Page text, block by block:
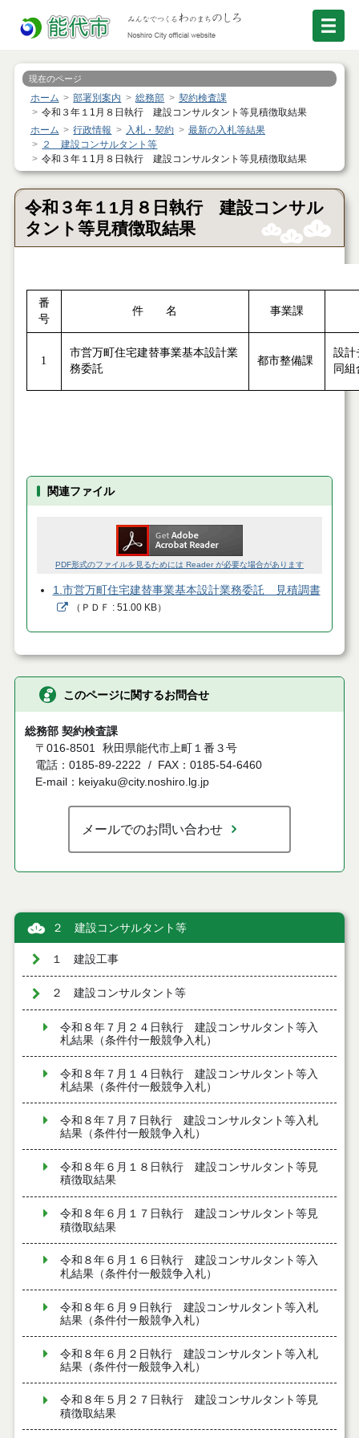
現在のページ
ホーム 部署別案内 総務部
契約検査課
令和３年１1月８日執行 建設コンサルタント等見積徴取結果
ホーム
行政情報 入札・契約
最新の入札等結果
２ 建設コンサルタント等
令和３年１1月８日執行 建設コンサルタント等見積徴取結果
令和３年１1月８日執行 建設コンサル
タント等見積徴取結果
番
号
件 名 事業課
1
市営万町住宅建替事業基本設計業
務委託
都市整備課
設
同組
関連ファイル
PDF形式のファイルを見るためには Reader が必要な場合があります
1.市営万町住宅建替事業基本設計業務委託 見積調書
（ ＰＤＦ 51.00 KB）
このページに関するお問合せ
総務部 契約検査課
〒016-8501 秋田県能代市上町１番３号
電話：0185-89-2222
FAX：0185-54-6460
E-mail：keiyaku@city.noshiro.lg.jp
メールでのお問い合わせ
２ 建設コンサルタント等
１ 建設工事
２ 建設コンサルタント等
令和８年７月２４日執行 建設コンサルタント等入
札結果（条件付一般競争入札）
令和８年７月１４日執行 建設コンサルタント等入
札結果（条件付一般競争入札）
令和８年７月７日執行 建設コンサルタント等入札
結果（条件付一般競争入札）
令和８年６月１８日執行 建設コンサルタント等見
積徴取結果
令和８年６月１７日執行 建設コンサルタント等見
積徴取結果
令和８年６月１６日執行 建設コンサルタント等入
札結果（条件付一般競争入札）
令和８年６月９日執行 建設コンサルタント等入札
結果（条件付一般競争入札）
令和８年６月２日執行 建設コンサルタント等入札
結果（条件付一般競争入札）
令和８年５月２７日執行 建設コンサルタント等見
積徴取結果